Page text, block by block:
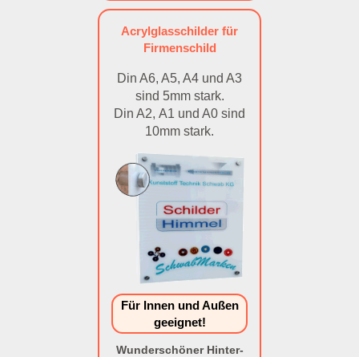
Acrylglasschilder für
Firmenschild
Din A6, A5, A4 und A3
sind 5mm stark.
Din A2, A1 und A0 sind
10mm stark.
Für Innen und Außen
geeignet!
Wunderschöner Hinter-